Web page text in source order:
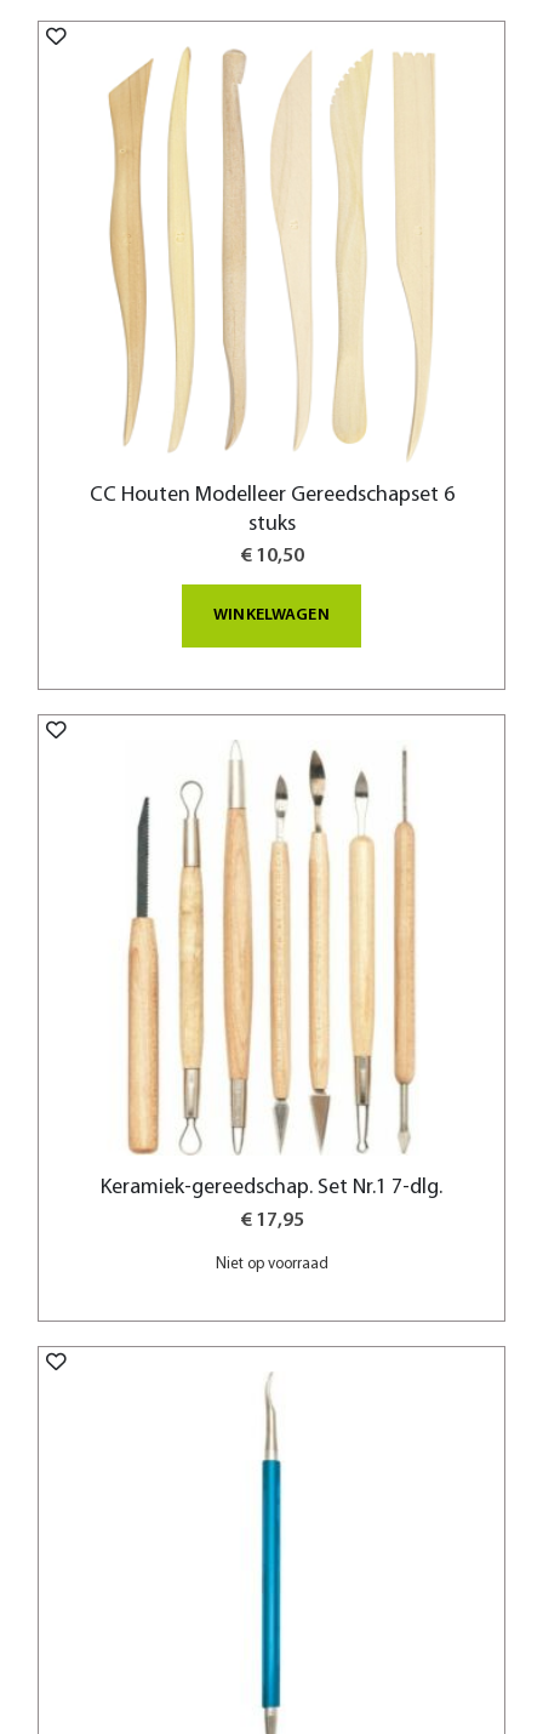
CC Houten Modelleer Gereedschapset 6
stuks
€ 10,50
WINKELWAGEN
Keramiek-gereedschap. Set Nr.1 7-dlg.
€ 17,95
Niet op voorraad